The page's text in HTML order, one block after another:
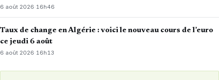
6 août 2026· 16h46
Taux de change en Algérie : voici le nouveau cours de l’euro
ce jeudi 6 août
6 août 2026·16h13